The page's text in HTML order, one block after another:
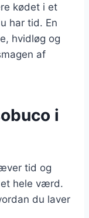
kødet i et
har tid. En
hvidløg og
af
i
tid og
hele værd.
du laver